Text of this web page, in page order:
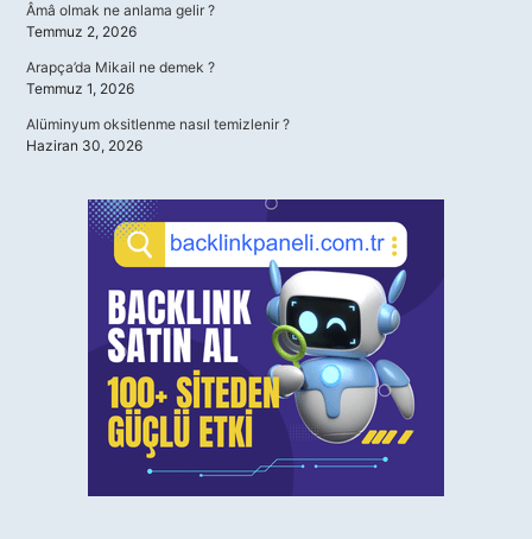
Âmâ olmak ne anlama gelir ?
Temmuz 2, 2026
Arapça’da Mikail ne demek ?
Temmuz 1, 2026
Alüminyum oksitlenme nasıl temizlenir ?
Haziran 30, 2026